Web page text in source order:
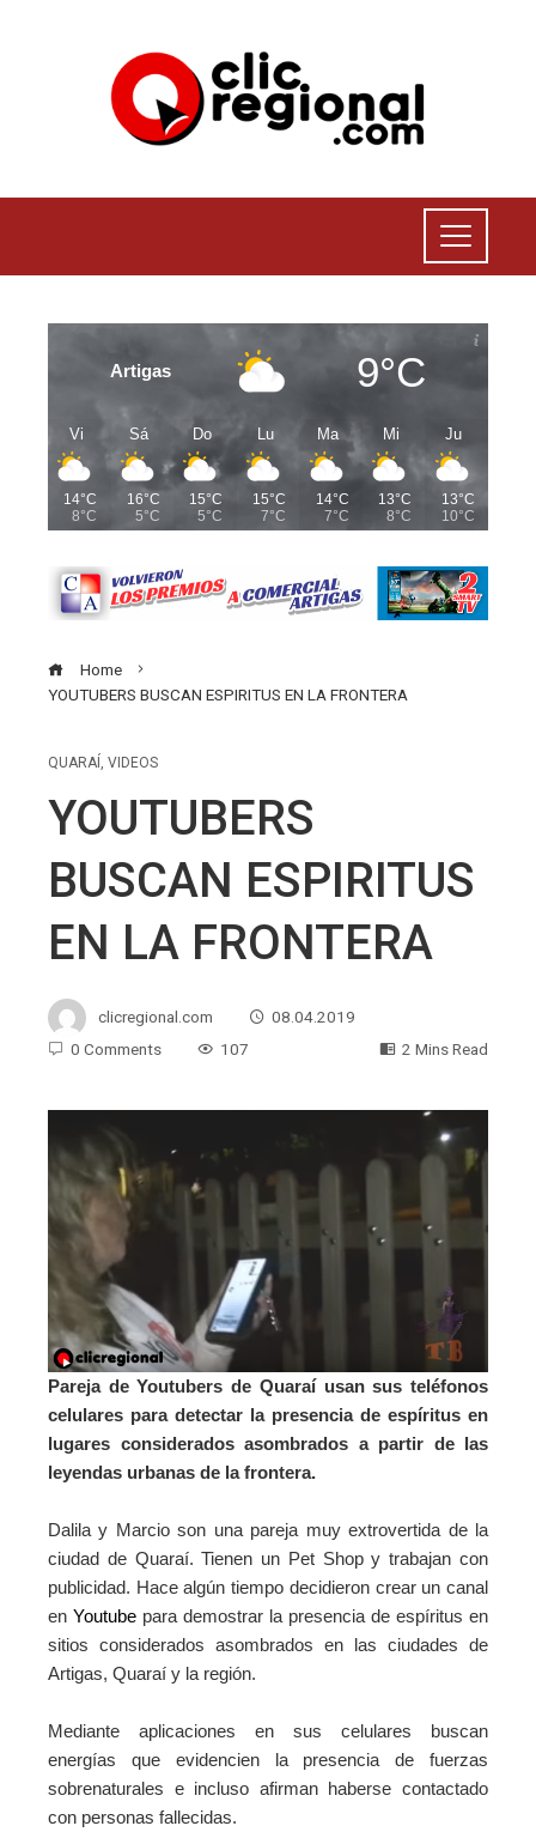
Artigas 9°C
Vi
14°C
8°C
Sá
16°C
5°C
Do
15°C
5°C
Lu
15°C
7°C
Ma
14°C
7°C
Mi
13°C
8°C
Ju
13°C
10°C
Home
YOUTUBERS BUSCAN ESPIRITUS EN LA FRONTERA
QUARAÍ , VIDEOS
YOUTUBERS
BUSCAN ESPIRITUS
EN LA FRONTERA
clicregional.com
08.04.2019
0 Comments
107 2 Mins Read
Pareja de Youtubers de Quaraí usan sus teléfonos
celulares para detectar la presencia de espíritus en
lugares considerados asombrados a partir de las
leyendas urbanas de la frontera.
Dalila y Marcio son una pareja muy extrovertida de la
ciudad de Quaraí. Tienen un Pet Shop y trabajan con
publicidad. Hace algún tiempo decidieron crear un canal
en Youtube para demostrar la presencia de espíritus en
sitios considerados asombrados en las ciudades de
Artigas, Quaraí y la región.
Mediante aplicaciones en sus celulares buscan
energías que evidencien la presencia de fuerzas
sobrenaturales e incluso afirman haberse contactado
con personas fallecidas.